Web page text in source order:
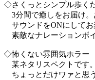
◇さくっとシンプル歩く
3分間で癒しをお届け。
サウンドをONにしてお
素敵なナレーションボ
◇怖くない雰囲気ホラー
某ネタリスペクトです。
ちょっとだけワァと思